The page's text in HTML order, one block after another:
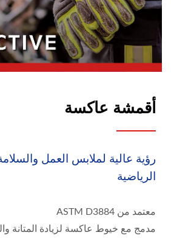
أقمشة عاكسة
رؤية عالية لملابس العمل
الرياضية
معتمد من ASTM D3884
مدمج مع خيوط عاكسة لزيادة المتانة